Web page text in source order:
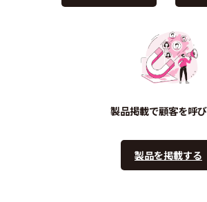
製品掲載で顧客を呼
製品を掲載する